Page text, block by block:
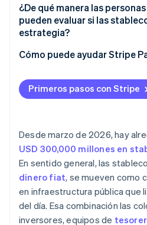
Liquidez
¿De qué manera las
pueden evaluar si las
estrategia?
¿Qué mejoras deberían hacer
¿El entorno normativo es
¿Puedes pilotar sin
existentes?
Cómo puede ayudar Stripe
Primeros pasos con Stripe
Desde marzo de 2026, hay
USD 300,000 millones en
En sentido general, las
dinero fiat, se mueven como
en infraestructura pública que
del día. Esa combinación las
inversores, equipos de